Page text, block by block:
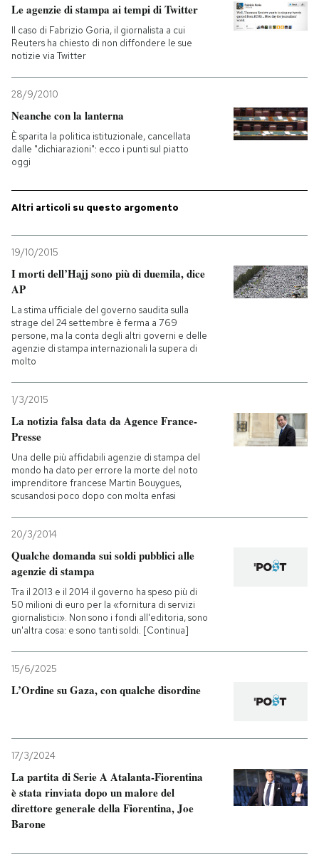
Le agenzie di stampa ai tempi di Twitter
Il caso di Fabrizio Goria, il giornalista a cui
Reuters ha chiesto di non diffondere le sue
notizie via Twitter
28/9/2010
Neanche con la lanterna
È sparita la politica istituzionale, cancellata
dalle "dichiarazioni": ecco i punti sul piatto
oggi
Altri articoli su questo argomento
19/10/2015
I morti dell’Hajj sono più di duemila, dice
AP
La stima ufficiale del governo saudita sulla
strage del 24 settembre è ferma a 769
persone, ma la conta degli altri governi e delle
agenzie di stampa internazionali la supera di
molto
1/3/2015
La notizia falsa data da Agence France-
Presse
Una delle più affidabili agenzie di stampa del
mondo ha dato per errore la morte del noto
imprenditore francese Martin Bouygues,
scusandosi poco dopo con molta enfasi
20/3/2014
Qualche domanda sui soldi pubblici alle
agenzie di stampa
Tra il 2013 e il 2014 il governo ha speso più di
50 milioni di euro per la «fornitura di servizi
giornalistici». Non sono i fondi all'editoria, sono
un'altra cosa: e sono tanti soldi. [Continua]
15/6/2025
L’Ordine su Gaza, con qualche disordine
17/3/2024
La partita di Serie A Atalanta-Fiorentina
è stata rinviata dopo un malore del
direttore generale della Fiorentina, Joe
Barone